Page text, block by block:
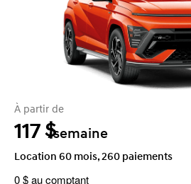
À partir de
117$
/semaine
Location 60 mois, 260 paiements
0 $ au comptant